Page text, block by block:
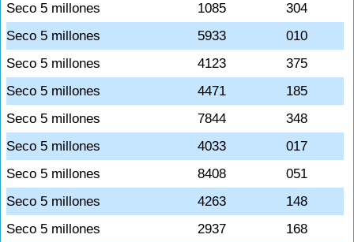
Seco 5 millones
1085
304
Seco 5 millones
5933
010
Seco 5 millones
4123
375
Seco 5 millones
4471
185
Seco 5 millones
7844
348
Seco 5 millones
4033
017
Seco 5 millones
8408
051
Seco 5 millones
4263
148
Seco 5 millones
2937
168